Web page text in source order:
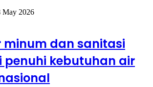
May 2026
minum dan sanitasi
penuhi kebutuhan air